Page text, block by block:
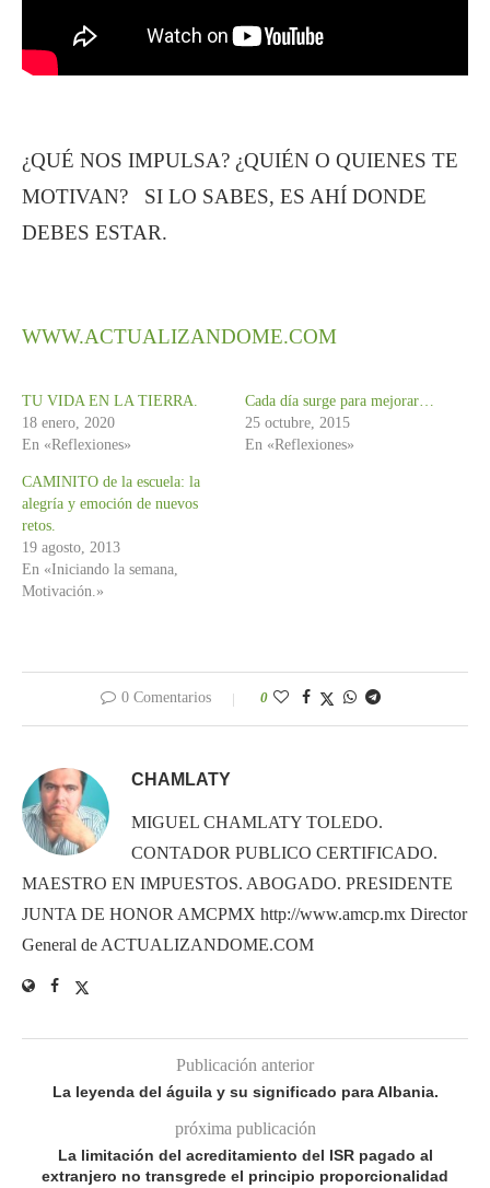
¿QUÉ NOS IMPULSA? ¿QUIÉN O QUIENES TE
MOTIVAN? SI LO SABES, ES AHÍ DONDE
DEBES ESTAR.
WWW.ACTUALIZANDOME.COM
TU VIDA EN LA TIERRA.
18 enero, 2020
En «Reflexiones»
Cada día surge para mejorar…
25 octubre, 2015
En «Reflexiones»
CAMINITO de la escuela: la
alegría y emoción de nuevos
retos.
19 agosto, 2013
En «Iniciando la semana,
Motivación.»
0 Comentarios 0
CHAMLATY
MIGUEL CHAMLATY TOLEDO.
CONTADOR PUBLICO CERTIFICADO.
MAESTRO EN IMPUESTOS. ABOGADO. PRESIDENTE
JUNTA DE HONOR AMCPMX http://www.amcp.mx Director
General de ACTUALIZANDOME.COM
Publicación anterior
La leyenda del águila y su significado para Albania.
próxima publicación
La limitación del acreditamiento del ISR pagado al
extranjero no transgrede el principio proporcionalidad